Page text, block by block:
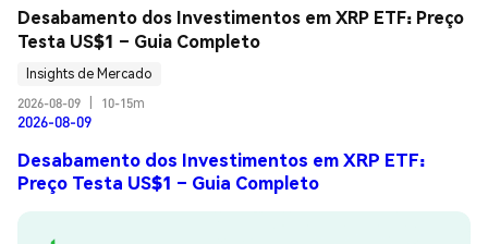
Desabamento dos Investimentos em XRP ETF: Preço
Testa US$1 – Guia Completo
Insights de Mercado
2026-08-09
10-15m
2026-08-09
Desabamento dos Investimentos em XRP ETF:
Preço Testa US$1 – Guia Completo